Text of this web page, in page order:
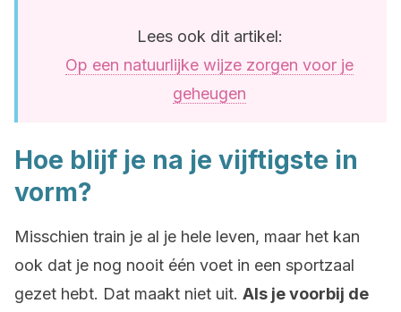
Lees ook dit artikel:
Op een natuurlijke wijze zorgen voor je
geheugen
Hoe blijf je na je vijftigste in
vorm?
Misschien train je al je hele leven, maar het kan
ook dat je nog nooit één voet in een sportzaal
gezet hebt. Dat maakt niet uit. Als je voorbij de